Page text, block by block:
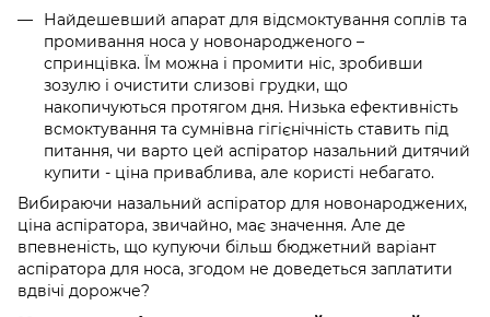
Найдешевший апарат для відсмоктування соплів та
промивання носа у новонародженого –
спринцівка. Їм можна і промити ніс, зробивши
зозулю і очистити слизові грудки, що
накопичуються протягом дня. Низька ефективність
всмоктування та сумнівна гігієнічність ставить під
питання, чи варто цей аспіратор назальний дитячий
купити - ціна приваблива, але користі небагато.
Вибираючи назальний аспіратор для новонароджених,
ціна аспіратора, звичайно, має значення. Але де
впевненість, що купуючи більш бюджетний варіант
аспіратора для носа, згодом не доведеться заплатити
вдвічі дорожче?